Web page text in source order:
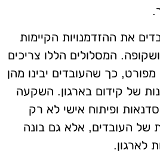
את ההזדמנויות הקיימות
המסלולים הללו צריכים
מפורט, כך שהעובדים יבינו מהן
של קידום בארגון. השקעה
ופיתוח אישי לא רק
של העובדים, אלא גם בונה
לארגון.